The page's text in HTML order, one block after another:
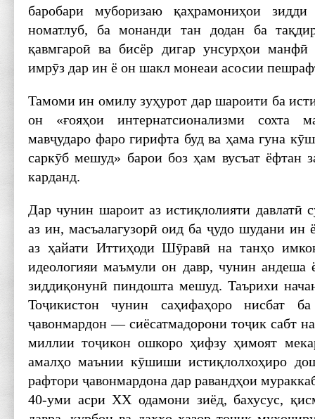
баробари муборизаю қаҳрамониҳои зидди
номатлуб, ба монанди тан додан ба
қавмгароӣ ва бисёр дигар унсурҳои
имрӯз дар ин ё он шакл монеаи асосии
Тамоми ин омилу зуҳурот дар шароити ба
он «ғояҳои интернатсионализми сохта
мавҷударо фаро гирифта буд ва ҳама гуна
саркӯб мешуд» барои боз ҳам вусъат ёфтан
карданд.
Дар чунин шароит аз истиқлолияти давлатӣ
аз ин, масъалагузорӣ оид ба ҷудо шудани
аз ҳайати Иттиҳоди Шӯравӣ на танҳо
идеологияи маъмули он давр, чунин андеша
зиддиқонунӣ пиндошта мешуд. Таърихи
Тоҷикистон чунин саҳифаҳоро нисбат
ҷавонмардон — сиёсатмадорони тоҷик сабт
миллии тоҷикон ошкоро ҳифзу ҳимоят
амалҳо маънии кӯшиши истиқлолхоҳиро
рафтори ҷавонмардона дар равандҳои
40-уми асри XX одамони зиёд, бахусус,